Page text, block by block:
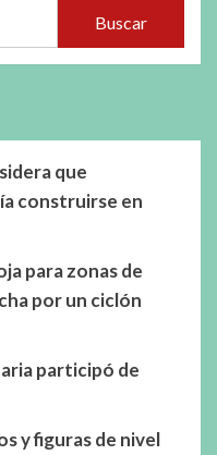
Buscar
que
construirse en
para zonas de
por un ciclón
participó de
y figuras de nivel